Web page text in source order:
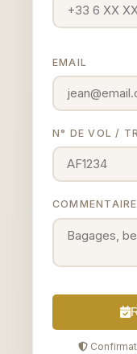
EMAIL
N° DE VOL /
COMMENTAIRE